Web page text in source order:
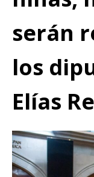
serán
los
Elías